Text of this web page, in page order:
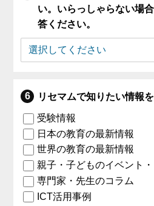
い。いらっしゃらない場
答ください。
リセマムで知りたい情報
受験情報
日本の教育の最新情報
世界の教育の最新情報
親子・子どものイベント
専門家・先生のコラム
ICT活用事例